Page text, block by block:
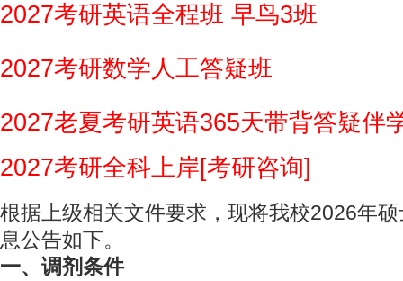
2027考研英语全程班 早鸟3班
2027考研数学人工答疑班
2027老夏考研英语365天带背答疑伴
2027考研全科上岸[考研咨询]
根据上级相关文件要求，现将我校2026年
息公告如下。
一、调剂条件